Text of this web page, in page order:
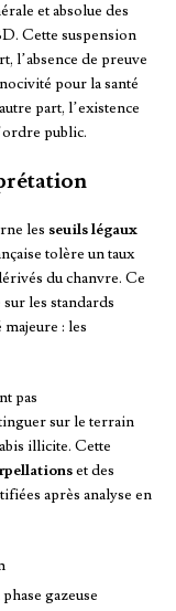
et absolue des
Cette suspension
l’absence de preuve
pour la santé
part, l’existence
public.
les seuils légaux
tolère un taux
du chanvre. Ce
les standards
: les
pas
sur le terrain
illicite. Cette
et des
après analyse en
gazeuse